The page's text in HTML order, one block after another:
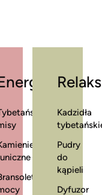
Relaks
Kadzidła
Pudry
do
kąpieli
Dyfuzor